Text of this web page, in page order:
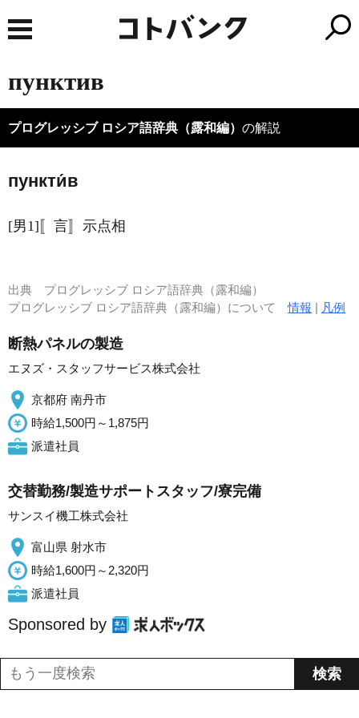
пунктив
プログレッシブ ロシア語辞典（露和編） の解説
пункти́в
[男1]〚言〛示点相
出典 プログレッシブ ロシア語辞典（露和編）
プログレッシブ ロシア語辞典（露和編）について情報 | 凡例
断熱パネルの製造
エヌズ・スタッフサービス株式会社
京都府 南丹市
時給1,500円～1,875円
派遣社員
交替勤務/製造サポートスタッフ/寮完備
サンスイ機工株式会社
富山県 射水市
時給1,600円～2,320円
派遣社員
Sponsored by